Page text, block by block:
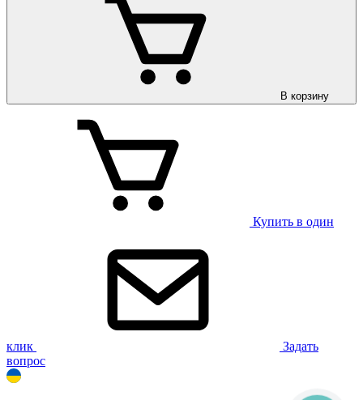
В корзину
Купить в один
клик
Задать
вопрос